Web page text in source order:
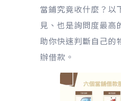
當鋪究竟收什麼？以
見、也是詢問度最高
助你快速判斷自己的
辦借款。